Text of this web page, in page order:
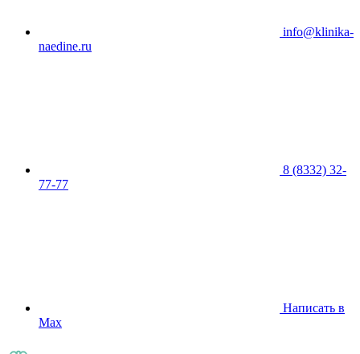
info@klinika-
naedine.ru
8 (8332) 32-
77-77
Написать в
Max